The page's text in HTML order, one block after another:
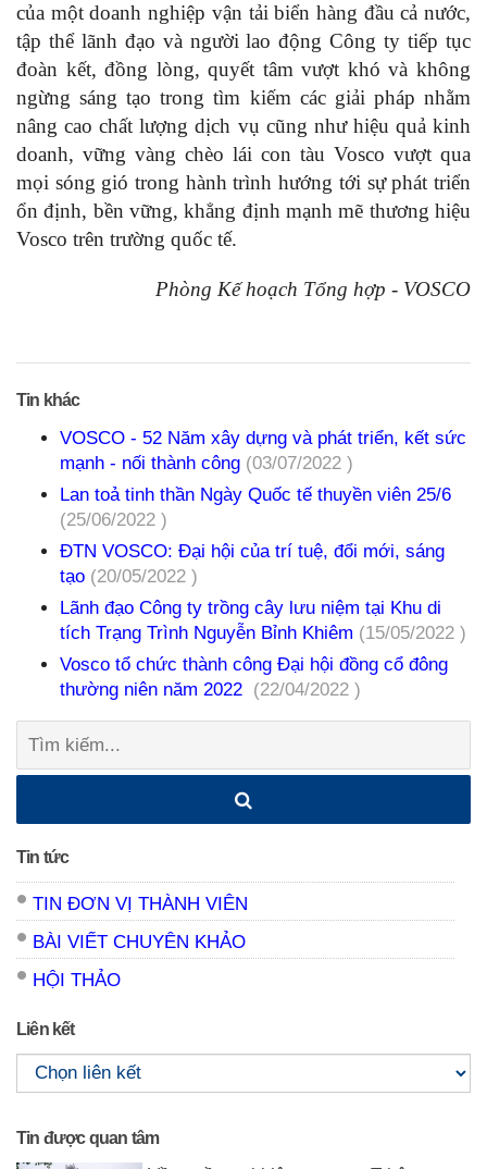
của một doanh nghiệp vận tải biển hàng đầu cả nước,
tập thể lãnh đạo và người lao động Công ty tiếp tục
đoàn kết, đồng lòng, quyết tâm vượt khó và không
ngừng sáng tạo trong tìm kiếm các giải pháp nhằm
nâng cao chất lượng dịch vụ cũng như hiệu quả kinh
doanh, vững vàng chèo lái con tàu Vosco vượt qua
mọi sóng gió trong hành trình hướng tới sự phát triển
ổn định, bền vững, khẳng định mạnh mẽ thương hiệu
Vosco trên trường quốc tế.
Phòng Kế hoạch Tổng hợp - VOSCO
Tin khác
VOSCO - 52 Năm xây dựng và phát triển, kết sức
mạnh - nối thành công (03/07/2022 )
Lan toả tinh thần Ngày Quốc tế thuyền viên 25/6
(25/06/2022 )
ĐTN VOSCO: Đại hội của trí tuệ, đổi mới, sáng
tạo (20/05/2022 )
Lãnh đạo Công ty trồng cây lưu niệm tại Khu di
tích Trạng Trình Nguyễn Bỉnh Khiêm (15/05/2022 )
Vosco tổ chức thành công Đại hội đồng cổ đông
thường niên năm 2022 (22/04/2022 )
Tìm
kiếm:
Tin tức
TIN ĐƠN VỊ THÀNH VIÊN
BÀI VIẾT CHUYÊN KHẢO
HỘI THẢO
Liên kết
Tin được quan tâm